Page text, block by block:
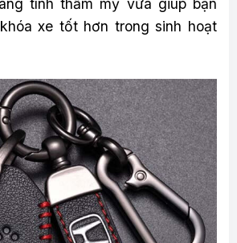
tính thẩm mỹ vừa giúp bạn
xe tốt hơn trong sinh hoạt